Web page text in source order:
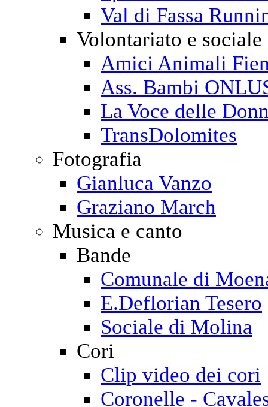
Val di Fassa
Volontariato e sociale
Amici Animali
Ass. Bambi
La Voce delle
TransDolomites
Fotografia
Gianluca Vanzo
Graziano March
Musica e canto
Bande
Comunale di
E.Deflorian Tesero
Sociale di Molina
Cori
Clip video dei cori
Coronelle -